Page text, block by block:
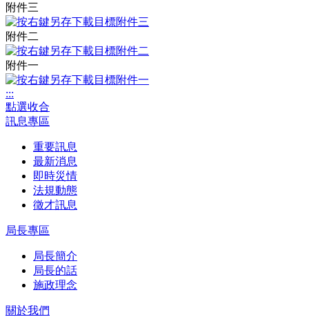
附件三
附件二
附件一
:::
點選收合
訊息專區
重要訊息
最新消息
即時災情
法規動態
徵才訊息
局長專區
局長簡介
局長的話
施政理念
關於我們